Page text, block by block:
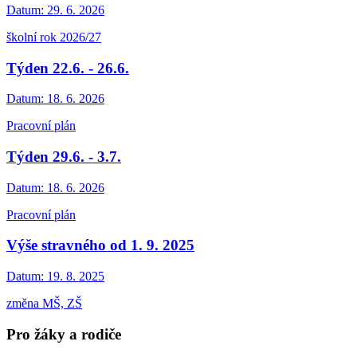
Datum: 29. 6. 2026
školní rok 2026/27
Týden 22.6. - 26.6.
Datum: 18. 6. 2026
Pracovní plán
Týden 29.6. - 3.7.
Datum: 18. 6. 2026
Pracovní plán
Výše stravného od 1. 9. 2025
Datum: 19. 8. 2025
změna MŠ, ZŠ
Pro žáky a rodiče